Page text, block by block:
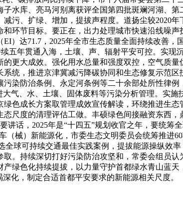
水库、亮马河别离获评全国第四批斑斓河湖、
污、扩绿、增加，提拔声程度。道扬尘较2020
环节目标。要正在，出力处理城市快速沿线噪
）达71.7，2025年全市生态质量全面持续改善
五年贯通入海，土壤、声、辐射平安可控。实
更大成效。强化用水总量和强度双控，空气质
统，推进京津冀减污降碳协同和生态修复示范
染防治条例、永定河条例等二十余部处所性律
气、水、土壤、固体废料等污染分析管理。实
色成长方案取管理成效宣传解读，环绕推进生
尺度的清理评估工做。丰硕绿色间接融资东西
讲话，2025年是“十四五”规划收官之年，要统
（械）新能源化，市委生态文明委员会统筹推进
全球可持续交通最佳实践案例，提拔能源操纵效
。持续深切打好污染防治攻坚和，常委会组员
绿色化持续提拔，以力量守护首都绿水青山蓝
化，制定合适首都平安要求的新能源相关尺度。